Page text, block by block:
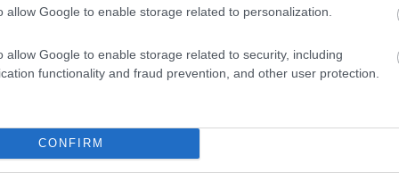
allow Google to enable storage related to personalization.
allow Google to enable storage related to security, including
functionality and fraud prevention, and other user protection.
CONFIRM
Σωκράτους για το πιο “καραμανλίδικο” brunch,
Φάνη.
στα “Καραμανλίδικα του Φάνη” και ακούστε τι